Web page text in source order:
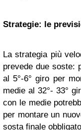
Strategie: le
La strategia più
prevede due soste:
al 5°-6° giro per
medie al 32°- 33°
con le medie
per montare un
sosta finale